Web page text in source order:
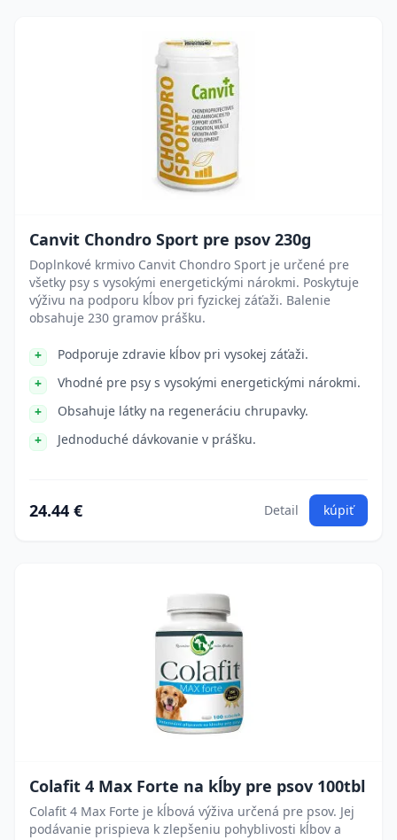
Canvit Chondro Sport pre psov 230g
Doplnkové krmivo Canvit Chondro Sport je určené pre
všetky psy s vysokými energetickými nárokmi. Poskytuje
výživu na podporu kĺbov pri fyzickej záťaži. Balenie
obsahuje 230 gramov prášku.
Podporuje zdravie kĺbov pri vysokej záťaži.
Vhodné pre psy s vysokými energetickými nárokmi.
Obsahuje látky na regeneráciu chrupavky.
Jednoduché dávkovanie v prášku.
24.44 € Detail kúpiť
Colafit 4 Max Forte na kĺby pre psov 100tbl
Colafit 4 Max Forte je kĺbová výživa určená pre psov. Jej
podávanie prispieva k zlepšeniu pohyblivosti kĺbov a